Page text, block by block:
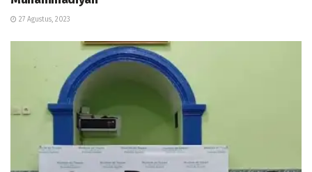
27 Agustus, 2023